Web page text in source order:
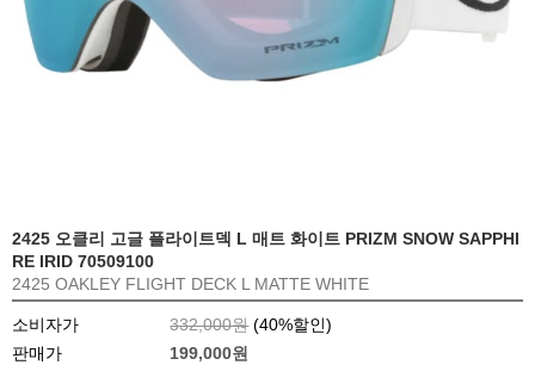
2425 오클리 고글 플라이트덱 L 매트 화이트 PRIZM SNOW SAPPHI
RE IRID 70509100
2425 OAKLEY FLIGHT DECK L MATTE WHITE
소비자가 332,000원 (40%할인)
판매가
199,000원